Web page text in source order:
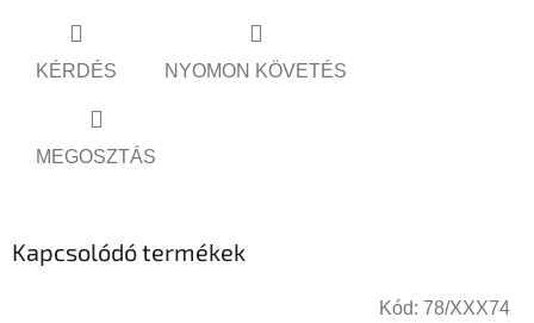
KÉRDÉS NYOMON KÖVETÉS
MEGOSZTÁS
Kapcsolódó termékek
Kód: 78/XXX74